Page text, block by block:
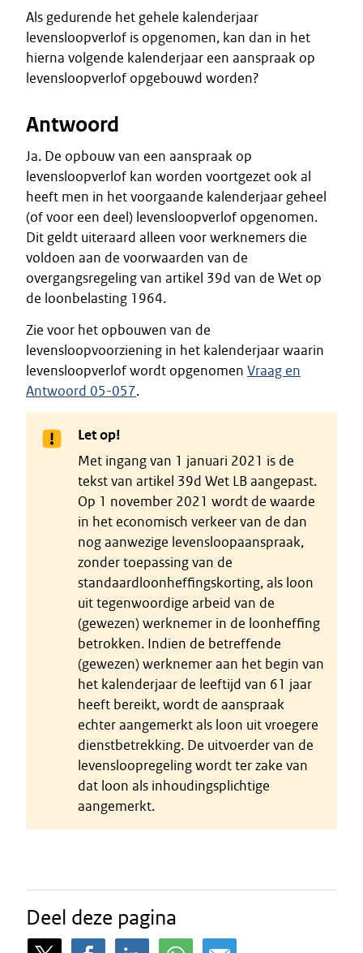
Als gedurende het gehele kalenderjaar
levensloopverlof is opgenomen, kan dan in het
hierna volgende kalenderjaar een aanspraak op
levensloopverlof opgebouwd worden?
Antwoord
Ja. De opbouw van een aanspraak op
levensloopverlof kan worden voortgezet ook al
heeft men in het voorgaande kalenderjaar geheel
(of voor een deel) levensloopverlof opgenomen.
Dit geldt uiteraard alleen voor werknemers die
voldoen aan de voorwaarden van de
overgangsregeling van artikel 39d van de Wet op
de loonbelasting 1964.
Zie voor het opbouwen van de
levensloopvoorziening in het kalenderjaar waarin
levensloopverlof wordt opgenomen Vraag en
Antwoord 05-057.
Let op!
Met ingang van 1 januari 2021 is de
tekst van artikel 39d Wet LB aangepast.
Op 1 november 2021 wordt de waarde
in het economisch verkeer van de dan
nog aanwezige levensloopaanspraak,
zonder toepassing van de
standaardloonheffingskorting, als loon
uit tegenwoordige arbeid van de
(gewezen) werknemer in de loonheffing
betrokken. Indien de betreffende
(gewezen) werknemer aan het begin van
het kalenderjaar de leeftijd van 61 jaar
heeft bereikt, wordt de aanspraak
echter aangemerkt als loon uit vroegere
dienstbetrekking. De uitvoerder van de
levensloopregeling wordt ter zake van
dat loon als inhoudingsplichtige
aangemerkt.
Deel deze pagina